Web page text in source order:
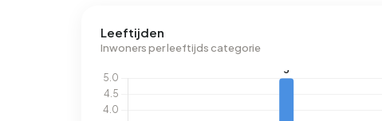
Leeftijden
Inwoners per leeftijds categorie